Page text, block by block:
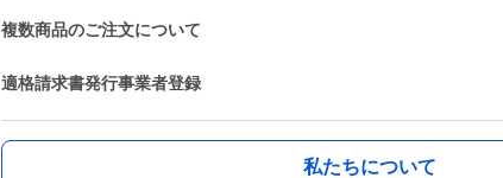
複数商品のご注文について
適格請求書発行事業者登録
私たちについて